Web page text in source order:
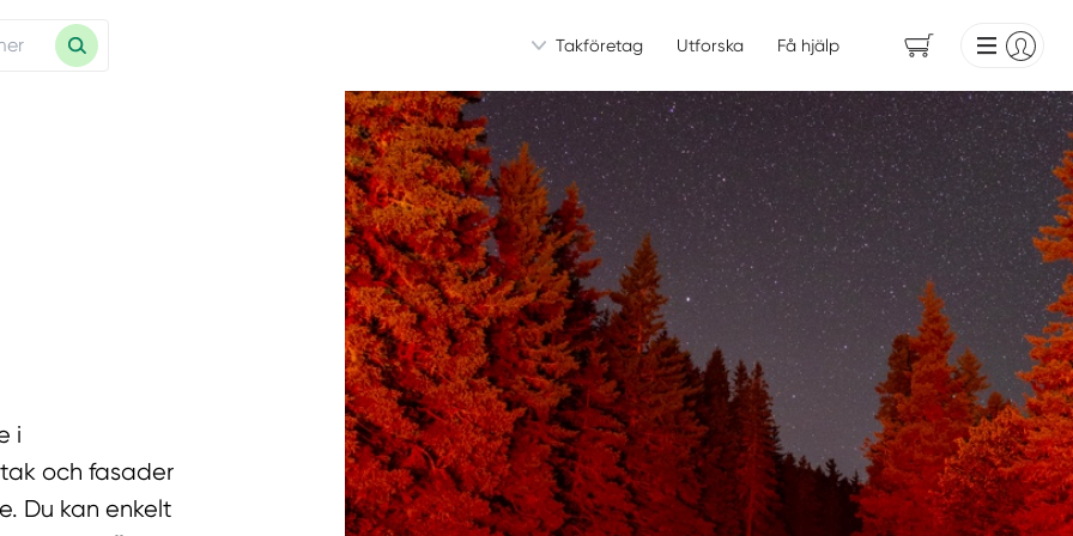
Takföretag Utforska Få hjälp
i
och fasader
Du kan enkelt